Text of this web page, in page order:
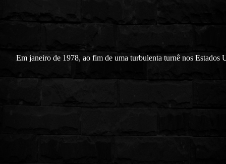
Em janeiro de 1978, ao fim de uma turbulenta turnê nos Estados